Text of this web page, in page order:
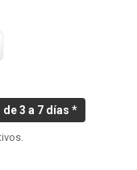
3 a 7 días *